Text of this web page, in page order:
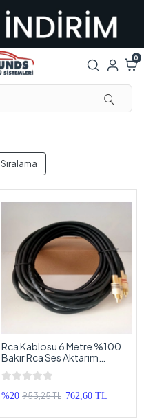
0
Sıralama
Rca Kablosu 6 Metre %100
Bakır Rca Ses Aktarım
Kablosu El Yapımı 6 Metre
%20 953,25 TL 762,60 TL